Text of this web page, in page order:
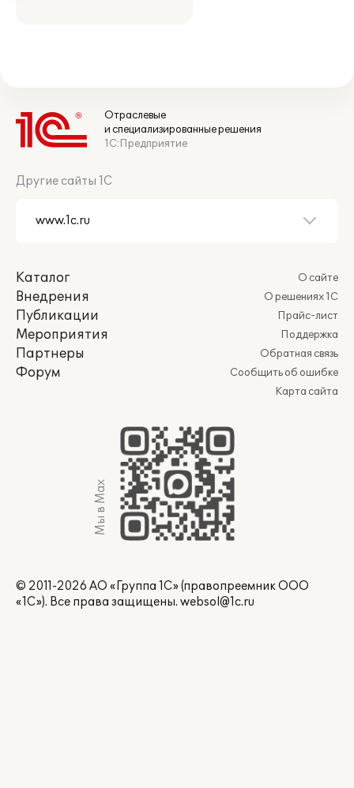
Отраслевые
и специализированные решения
1С:Предприятие
Другие сайты 1С
Каталог
Внедрения
Публикации
Мероприятия
Партнеры
Форум
О сайте
О решениях 1С
Прайс-лист
Поддержка
Обратная связь
Сообщить об ошибке
Карта сайта
Мы в Max
© 2011-2026 АО «Группа 1С» (правопреемник ООО
«1С»). Все права защищены. websol@1c.ru